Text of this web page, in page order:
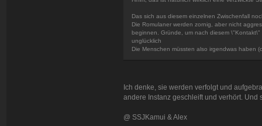
Das sich aus diesem einzelnen Zwischenfall
Die Romulaner werden zornig, aber nicht
beginnen. Gründe, um nach diesem
unglücklich
Die Menschen müssten also irgendwas haben
Ich denke, sie werden verfolgt und
andere Instanz geschleift und verhört. Und
@ SSJKamui & Alex